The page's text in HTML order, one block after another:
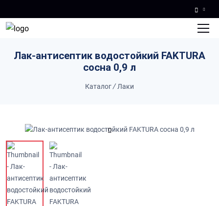
Лак-антисептик водостойкий FAKTURA
сосна 0,9 л
Каталог/Лаки